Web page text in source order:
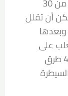
وفوريًا للتوتر الشديد والقلق في أقل من 30
بـ 5 طرق يمكن أن تقلل
من 5 دقائق. وبعدها
على
التوتر في عشر دقائق. وأخيرًا، سنشرح 4 طرق